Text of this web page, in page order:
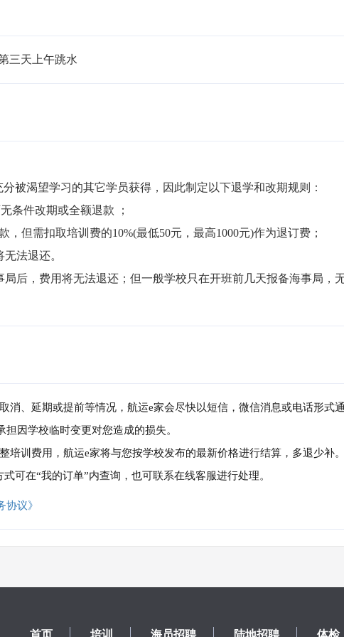
三天上午跳水
被渴望学习的其它学员获得，因此制定以下退学和改期规则：
条件改期或全额退款 ；
，但需扣取培训费的10%(最低50元，最高1000元)作为退订费；
法退还。
后，费用将无法退还；但一般学校只在开班前几天报备海事局，
消、延期或提前等情况，航运e家会尽快以短信，微信消息或电话形式
因学校临时变更对您造成的损失。
培训费用，航运e家将与您按学校发布的最新价格进行结算，多退少补
可在“我的订单”内查询，也可联系在线客服进行处理。
协议》
首页 培训 海员招聘 陆地招聘 体检